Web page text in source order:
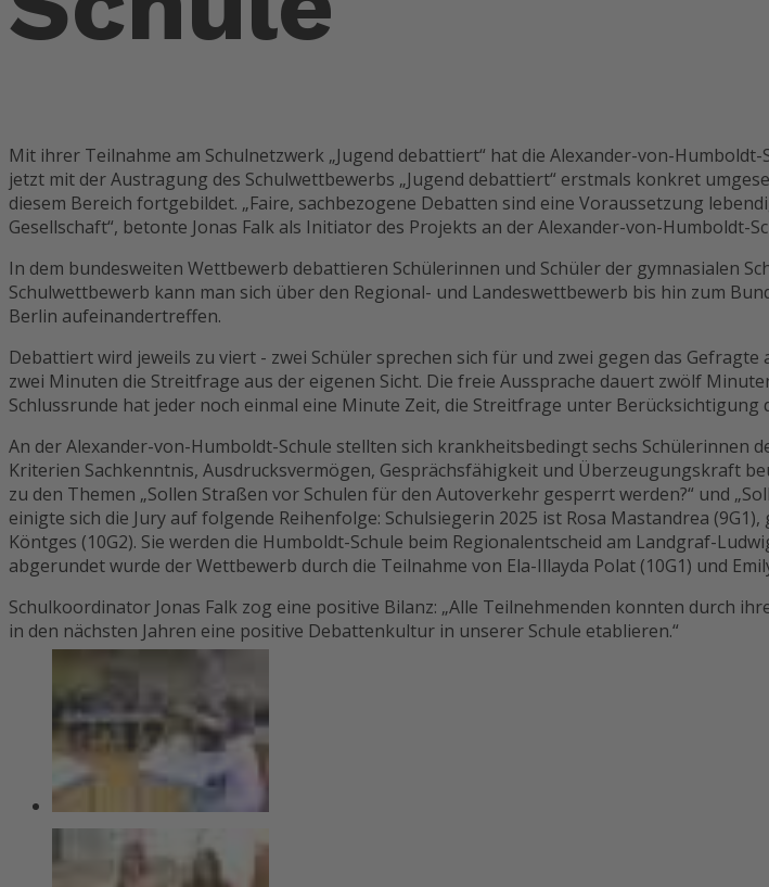
Mit ihrer Teilnahme am Schulnetzwerk „Jugend debattiert“ hat die Alexander-von-
jetzt mit der Austragung des Schulwettbewerbs „Jugend debattiert“ erstmals konkret
diesem Bereich fortgebildet. „Faire, sachbezogene Debatten sind eine Voraussetzung
Gesellschaft“, betonte Jonas Falk als Initiator des Projekts an der Alexander-von-Humboldt-
In dem bundesweiten Wettbewerb debattieren Schülerinnen und Schüler der gymnasialen
Schulwettbewerb kann man sich über den Regional- und Landeswettbewerb bis hin zum
Berlin aufeinandertreffen.
Debattiert wird jeweils zu viert - zwei Schüler sprechen sich für und zwei gegen das
zwei Minuten die Streitfrage aus der eigenen Sicht. Die freie Aussprache dauert zwölf
Schlussrunde hat jeder noch einmal eine Minute Zeit, die Streitfrage unter
An der Alexander-von-Humboldt-Schule stellten sich krankheitsbedingt sechs Schülerinnen
Kriterien Sachkenntnis, Ausdrucksvermögen, Gesprächsfähigkeit und Überzeugungskraft
zu den Themen „Sollen Straßen vor Schulen für den Autoverkehr gesperrt werden?“ und
einigte sich die Jury auf folgende Reihenfolge: Schulsiegerin 2025 ist Rosa Mastandrea
Köntges (10G2). Sie werden die Humboldt-Schule beim Regionalentscheid am Landgraf-
abgerundet wurde der Wettbewerb durch die Teilnahme von Ela-Illayda Polat (10G1) und
Schulkoordinator Jonas Falk zog eine positive Bilanz: „Alle Teilnehmenden konnten durch
in den nächsten Jahren eine positive Debattenkultur in unserer Schule etablieren.“